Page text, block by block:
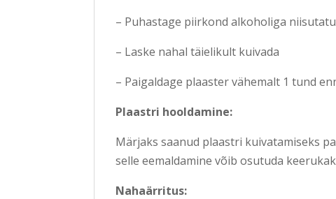
– Puhastage piirkond alkoholiga
– Laske nahal täielikult kuivada
– Paigaldage plaaster vähemalt 1 tund
Plaastri hooldamine:
Märjaks saanud plaastri kuivatamiseks
selle eemaldamine võib osutuda
Nahaärritus: